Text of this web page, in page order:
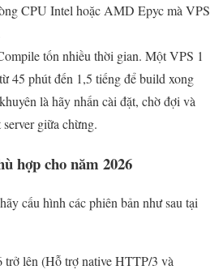
CPU Intel hoặc AMD Epyc mà VPS
tốn nhiều thời gian. Một VPS 1
45 phút đến 1,5 tiếng để build xong
là hãy nhấn cài đặt, chờ đợi và
giữa chừng.
hợp cho năm 2026
cấu hình các phiên bản như sau tại
trở lên (Hỗ trợ native HTTP/3 và